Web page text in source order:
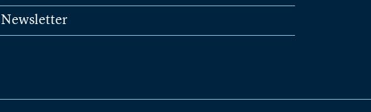
Newsletter